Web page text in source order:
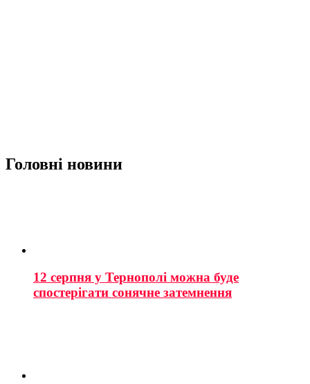
Головні новини
12 серпня у Тернополі можна буде
спостерігати сонячне затемнення